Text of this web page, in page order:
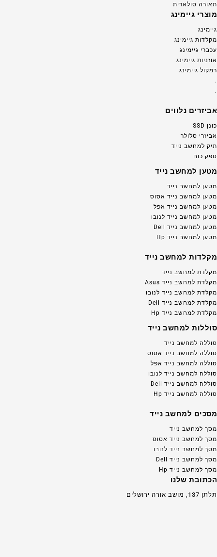
תאורה סולארית
מוצרי גיימינג
גיימינג
מקלדות גיימינג
עכברי גיימינג
אוזניות גיימינג
רמקול גיימינג
.
.
אביזרים נלווים
כונן SSD
אביזרי סלולר
תיק למחשב נייד
ספק כוח
מטען למחשב נייד
מטען למחשב נייד
מטען למחשב נייד אסוס
מטען למחשב נייד אפל
מטען למחשב נייד לנובו
מטען למחשב נייד Dell
מטען למחשב נייד Hp
מקלדות למחשב נייד
מקלדת למחשב נייד
מקלדת למחשב נייד Asus
מקלדת למחשב נייד לנובו
מקלדת למחשב נייד Dell
מקלדת למחשב נייד Hp
סוללות למחשב נייד
סוללה למחשב נייד
סוללה למחשב נייד אסוס
סוללה למחשב נייד אפל
סוללה למחשב נייד לנובו
סוללה למחשב נייד Dell
סוללה למחשב נייד Hp
מסכים למחשב נייד
מסך למחשב נייד
מסך למחשב נייד אסוס
מסך למחשב נייד לנובו
מסך למחשב נייד Dell
מסך למחשב נייד Hp
הכתובת שלנו
תלתן 137, מושב אורה ירושלים